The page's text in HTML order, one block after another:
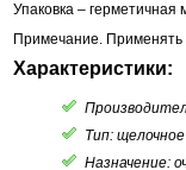
Упаковка –
Примечание. Применять
Характеристики:
Тип:
Назначение: